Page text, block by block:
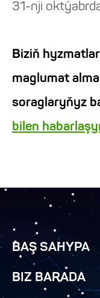
31-nji
Biziň
maglumat
soraglaryňyz
bilen
BAŞ SAHYPA
BIZ BARADA